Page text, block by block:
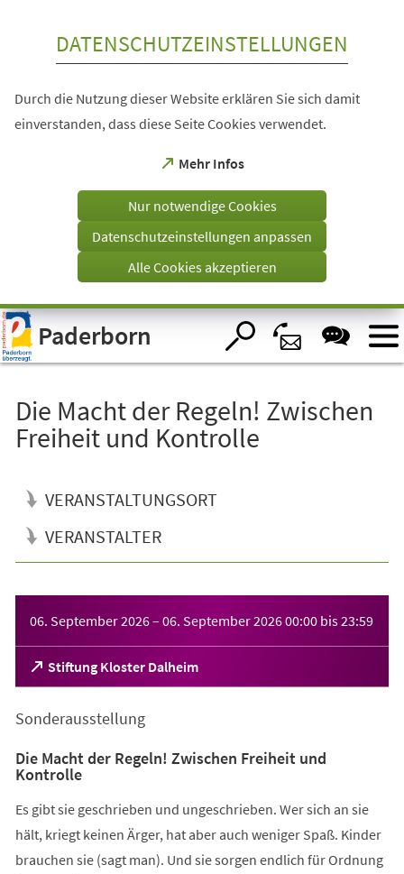
Visuelle
Assistenzsoftware
öffnen.
DATENSCHUTZEINSTELLUNGEN
Durch die Nutzung dieser Website erklären Sie sich damit
einverstanden, dass diese Seite Cookies verwendet.
Mehr Infos
(Öffnet
einem
Tab)
Nur notwendige Cookies
Datenschutzeinstellungen anpassen
Alle Cookies akzeptieren
Paderborn
Die Macht der Regeln! Zwischen
Freiheit und Kontrolle
VERANSTALTUNGSORT
VERANSTALTER
06. September 2026– 06. September 202600:00 bis23:59
Stiftung Kloster Dalheim
(Öffnet
in
neuen
Sonderausstellung
Die Macht der Regeln! Zwischen Freiheit und
Kontrolle
Es gibt sie geschrieben und ungeschrieben. Wer sich an sie
hält, kriegt keinen Ärger, hat aber auch weniger Spaß. Kinder
brauchen sie (sagt man). Und sie sorgen endlich für Ordnung